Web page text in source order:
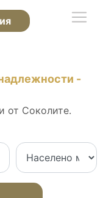
-
от Соколите.